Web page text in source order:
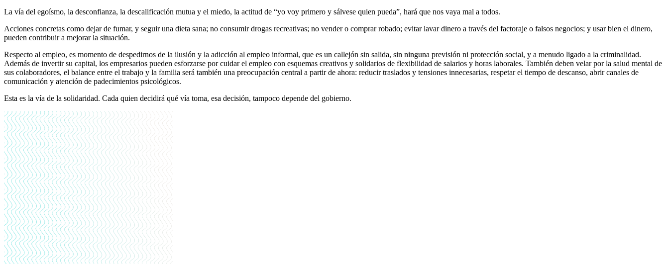
La vía del egoísmo, la desconfianza, la descalificación mutua y el miedo, la actitud de “yo voy primero y sálvese quien pueda”, hará que nos vaya mal a todos.
Acciones concretas como dejar de fumar, y seguir una dieta sana; no consumir drogas recreativas; no vender o comprar robado; evitar lavar dinero a través del factoraje o falsos negocios; y usar bien el dinero,
pueden contribuir a mejorar la situación.
Respecto al empleo, es momento de despedirnos de la ilusión y la adicción al empleo informal, que es un callejón sin salida, sin ninguna previsión ni protección social, y a menudo ligado a la criminalidad.
Además de invertir su capital, los empresarios pueden esforzarse por cuidar el empleo con esquemas creativos y solidarios de flexibilidad de salarios y horas laborales. También deben velar por la salud mental de
sus colaboradores, el balance entre el trabajo y la familia será también una preocupación central a partir de ahora: reducir traslados y tensiones innecesarias, respetar el tiempo de descanso, abrir canales de
comunicación y atención de padecimientos psicológicos.
Esta es la vía de la solidaridad. Cada quien decidirá qué vía toma, esa decisión, tampoco depende del gobierno.